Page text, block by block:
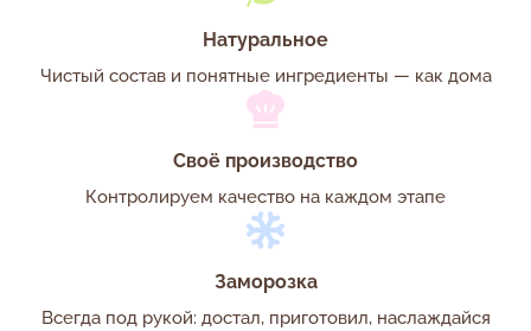
Натуральное
Чистый состав и понятные ингредиенты — как дома
Своё производство
Контролируем качество на каждом этапе
Заморозка
Всегда под рукой: достал, приготовил, наслаждайся